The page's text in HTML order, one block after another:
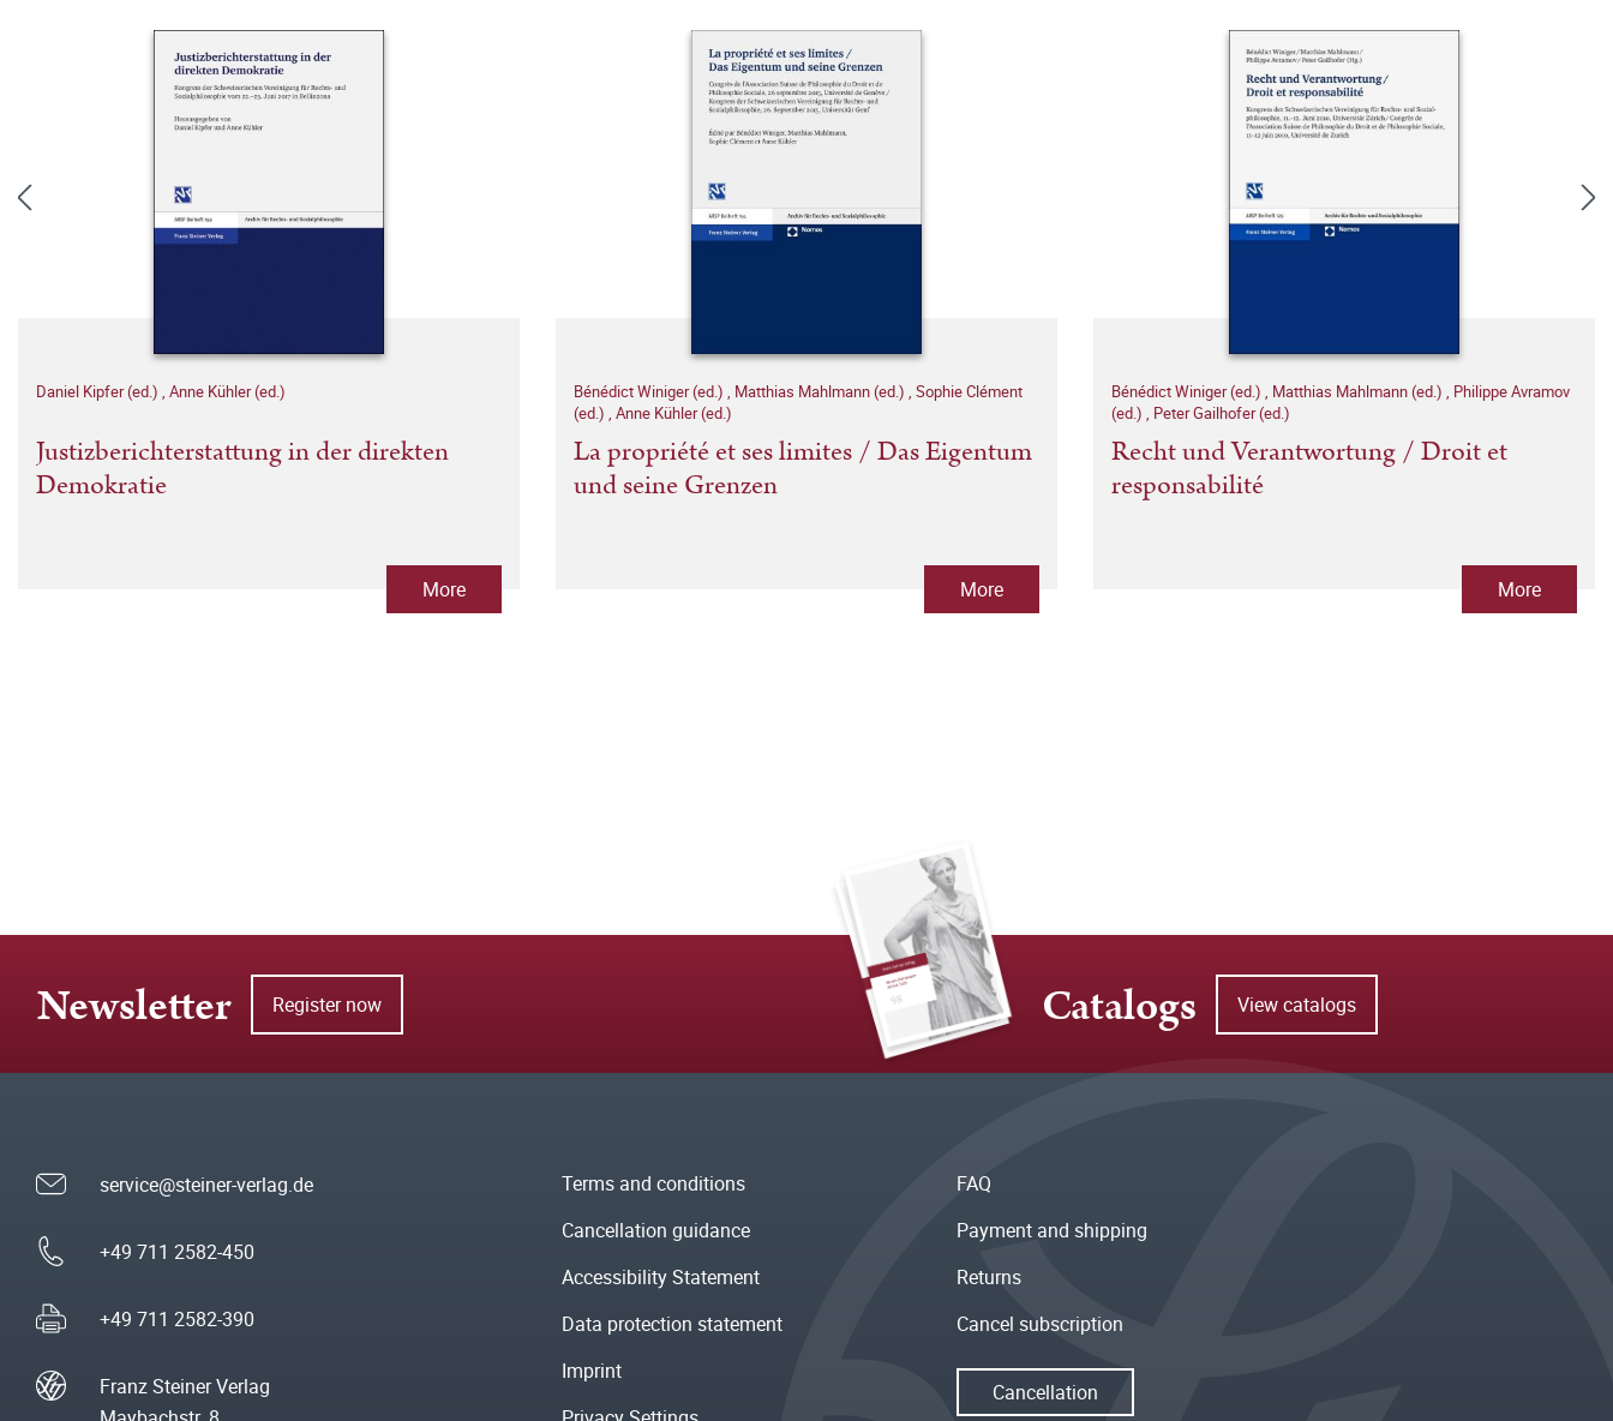
Daniel Kipfer (ed.) , Anne Kühler (ed.)
Justizberichterstattung in der direkten
Demokratie
More
Bénédict Winiger (ed.) , Matthias Mahlmann (ed.) , Sophie Clément
(ed.) , Anne Kühler (ed.)
La propriété et ses limites / Das Eigentum
und seine Grenzen
More
Bénédict Winiger (ed.) , Matthias Mahlmann (ed.) , Philippe Avramov
(ed.) , Peter Gailhofer (ed.)
Recht und Verantwortung / Droit et
responsabilité
More
Newsletter Register now Catalogs View catalogs
service@steiner-verlag.de
+49 711 2582-450
+49 711 2582-390
Franz Steiner Verlag
Terms and conditions
Cancellation guidance
Accessibility Statement
Data protection statement
Imprint
FAQ
Payment and shipping
Returns
Cancel subscription
Cancellation